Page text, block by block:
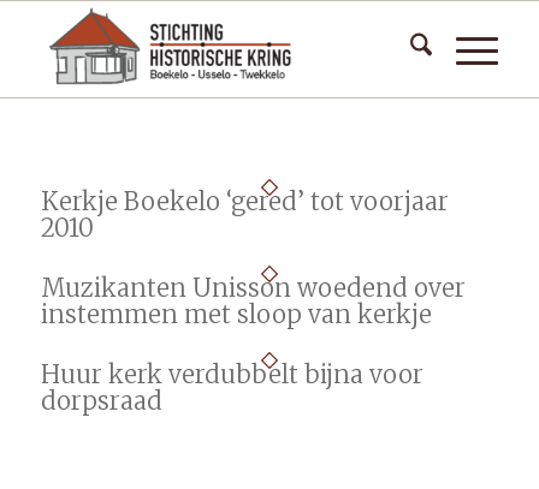
Kerkje Boekelo ‘gered’ tot voorjaar
2010
Muzikanten Unisson woedend over
instemmen met sloop van kerkje
Huur kerk verdubbelt bijna voor
dorpsraad